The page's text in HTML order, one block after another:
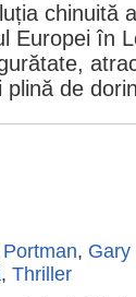
chinuită
Europei în
plină de
, Gary
, Thriller